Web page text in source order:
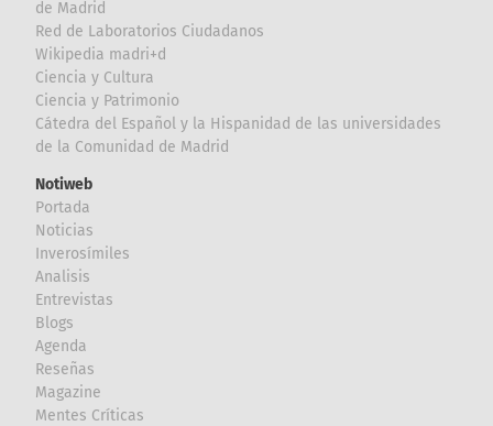
de Madrid
Red de Laboratorios Ciudadanos
Wikipedia madri+d
Ciencia y Cultura
Ciencia y Patrimonio
Cátedra del Español y la Hispanidad de las universidades
de la Comunidad de Madrid
Notiweb
Portada
Noticias
Inverosímiles
Analisis
Entrevistas
Blogs
Agenda
Reseñas
Magazine
Mentes Críticas